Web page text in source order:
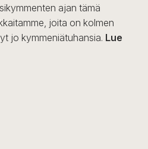
ajan tämä
joita on kolmen
jo kymmeniätuhansia. Lue